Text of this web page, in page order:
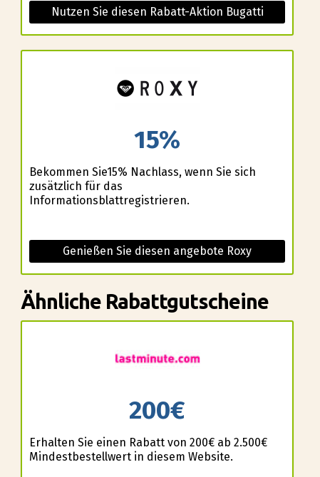
Nutzen Sie diesen Rabatt-Aktion Bugatti
15%
Bekommen Sie15% Nachlass, wenn Sie sich
zusätzlich für das
Informationsblattregistrieren.
Genießen Sie diesen angebote Roxy
Ähnliche Rabattgutscheine
200€
Erhalten Sie einen Rabatt von 200€ ab 2.500€
Mindestbestellwert in diesem Website.